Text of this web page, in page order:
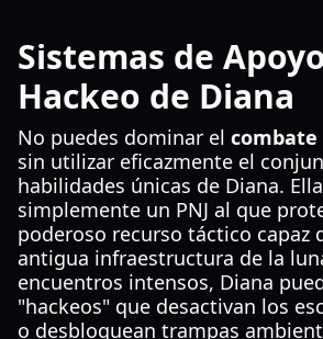
Sistemas de
Hackeo de Diana
No puedes dominar el combate
sin utilizar eficazmente el
habilidades únicas de Diana.
simplemente un PNJ al que
poderoso recurso táctico capaz
antigua infraestructura de la
encuentros intensos, Diana
"hackeos" que desactivan los
o desbloquean trampas